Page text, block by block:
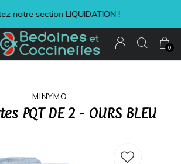
0
notre section LIQUIDATION !
MINYMO
PQT DE 2 - OURS BLEU